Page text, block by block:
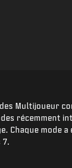
Multijoueur
récemment
Chaque mode
7.